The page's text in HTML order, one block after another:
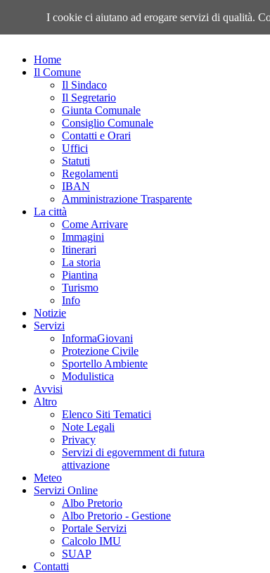
Sabato, 08 Agosto 2026
Home
Il Comune
Il Sindaco
Il Segretario
Giunta Comunale
Consiglio Comunale
Contatti e Orari
Uffici
Statuti
Regolamenti
IBAN
Amministrazione Trasparente
La città
Come Arrivare
Immagini
Itinerari
La storia
Piantina
Turismo
Info
Notizie
Servizi
InformaGiovani
Protezione Civile
Sportello Ambiente
Modulistica
Avvisi
Altro
Elenco Siti Tematici
Note Legali
Privacy
Servizi di egovernment di futura
attivazione
Meteo
Servizi Online
Albo Pretorio
Albo Pretorio - Gestione
Portale Servizi
Calcolo IMU
SUAP
Contatti
I cookie ci aiutano ad erogare servizi di qualità.